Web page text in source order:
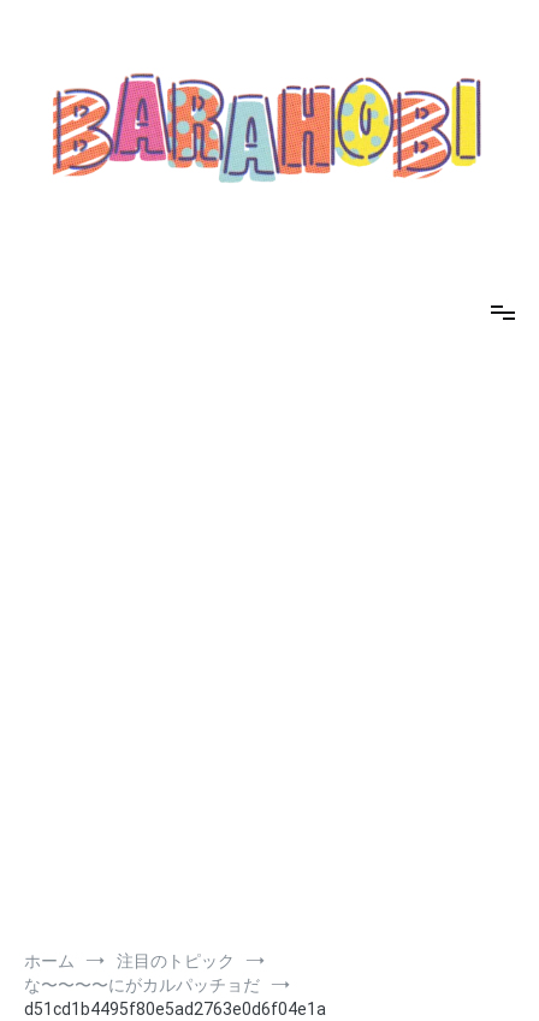
ホーム
注目のトピック
な〜〜〜〜にがカルパッチョだ
d51cd1b4495f80e5ad2763e0d6f04e1a